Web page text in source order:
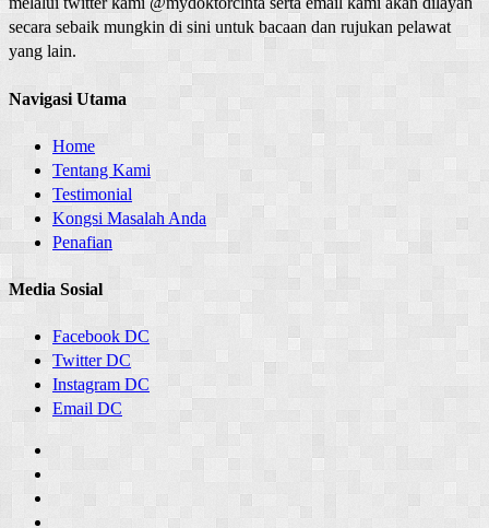
secara sebaik mungkin di sini untuk bacaan dan rujukan pelawat
yang lain.
Navigasi Utama
Home
Tentang Kami
Testimonial
Kongsi Masalah Anda
Penafian
Media Sosial
Facebook DC
Twitter DC
Instagram DC
Email DC